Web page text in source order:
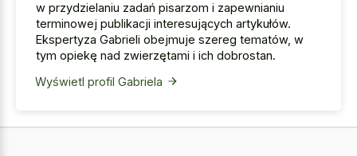
w przydzielaniu zadań pisarzom i zapewnianiu
terminowej publikacji interesujących artykułów.
Ekspertyza Gabrieli obejmuje szereg tematów, w
tym opiekę nad zwierzętami i ich dobrostan.
Wyświetl profil Gabriela